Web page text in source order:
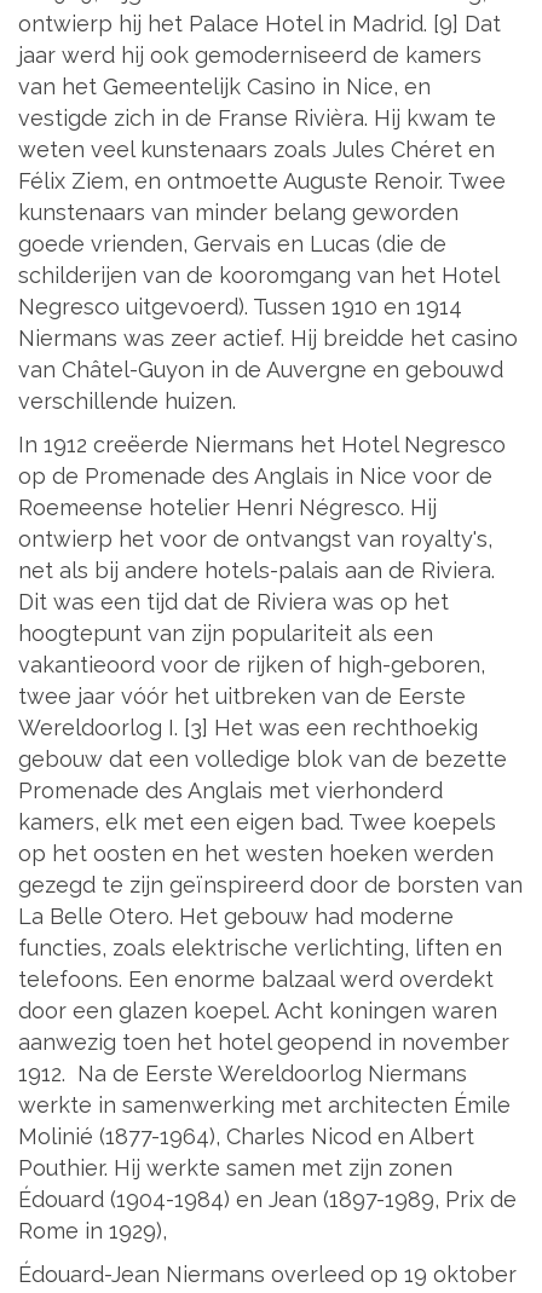
ontwierp hij het Palace Hotel in Madrid. [9] Dat
jaar werd hij ook gemoderniseerd de kamers
van het Gemeentelijk Casino in Nice, en
vestigde zich in de Franse Rivièra. Hij kwam te
weten veel kunstenaars zoals Jules Chéret en
Félix Ziem, en ontmoette Auguste Renoir. Twee
kunstenaars van minder belang geworden
goede vrienden, Gervais en Lucas (die de
schilderijen van de kooromgang van het Hotel
Negresco uitgevoerd). Tussen 1910 en 1914
Niermans was zeer actief. Hij breidde het casino
van Châtel-Guyon in de Auvergne en gebouwd
verschillende huizen.
In 1912 creëerde Niermans het Hotel Negresco
op de Promenade des Anglais in Nice voor de
Roemeense hotelier Henri Négresco. Hij
ontwierp het voor de ontvangst van royalty's,
net als bij andere hotels-palais aan de Riviera.
Dit was een tijd dat de Riviera was op het
hoogtepunt van zijn populariteit als een
vakantieoord voor de rijken of high-geboren,
twee jaar vóór het uitbreken van de Eerste
Wereldoorlog I. [3] Het was een rechthoekig
gebouw dat een volledige blok van de bezette
Promenade des Anglais met vierhonderd
kamers, elk met een eigen bad. Twee koepels
op het oosten en het westen hoeken werden
gezegd te zijn geïnspireerd door de borsten van
La Belle Otero. Het gebouw had moderne
functies, zoals elektrische verlichting, liften en
telefoons. Een enorme balzaal werd overdekt
door een glazen koepel. Acht koningen waren
aanwezig toen het hotel geopend in november
1912. Na de Eerste Wereldoorlog Niermans
werkte in samenwerking met architecten Émile
Molinié (1877-1964), Charles Nicod en Albert
Pouthier. Hij werkte samen met zijn zonen
Édouard (1904-1984) en Jean (1897-1989, Prix de
Rome in 1929),
Édouard-Jean Niermans overleed op 19 oktober